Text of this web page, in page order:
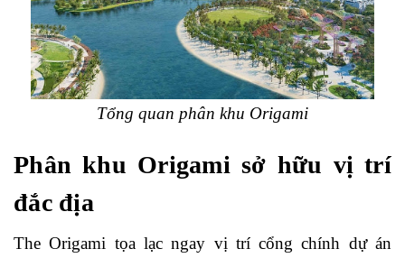
Tổng quan phân khu Origami
Phân khu Origami sở hữu vị trí
đắc địa
The Origami tọa lạc ngay vị trí cổng chính dự án